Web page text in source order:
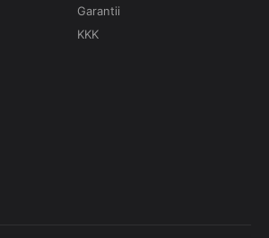
Garantii
KKK